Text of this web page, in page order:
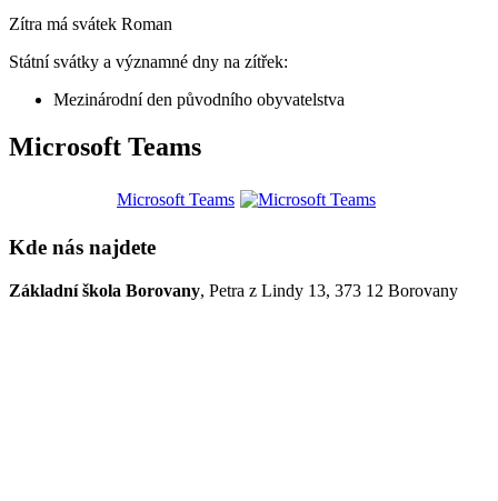
Zítra má svátek Roman
Státní svátky a významné dny na zítřek:
Mezinárodní den původního obyvatelstva
Microsoft Teams
Microsoft Teams
Kde nás najdete
Základní škola Borovany, Petra z Lindy 13, 373 12 Borovany